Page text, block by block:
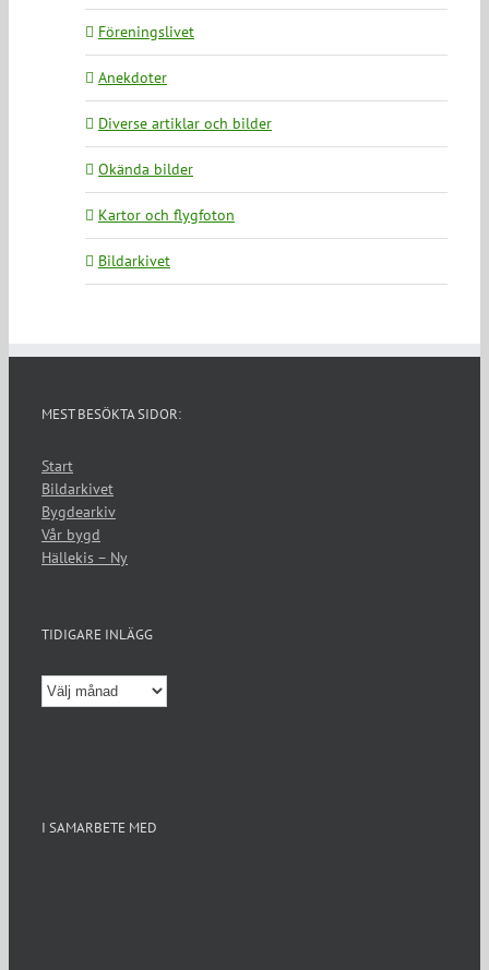
Föreningslivet
Anekdoter
Diverse artiklar och bilder
Okända bilder
Kartor och flygfoton
Bildarkivet
MEST BESÖKTA SIDOR:
Start
Bildarkivet
Bygdearkiv
Vår bygd
Hällekis – Ny
TIDIGARE INLÄGG
Tidigare
inlägg
I SAMARBETE MED